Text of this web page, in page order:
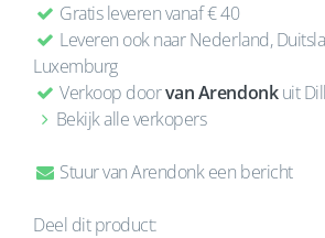
Gratis leveren vanaf € 40
Leveren ook naar Nederland,
Luxemburg
Verkoop doorvan Arendonkuit
Bekijk alle verkopers
Stuur van Arendonk een bericht
Deel dit product: